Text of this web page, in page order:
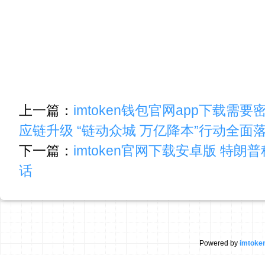
上一篇： imtoken钱包官网app下载需要
应链升级 “链动众城 万亿降本”行动全面
下一篇： imtoken官网下载安卓版 特朗
话
Powered by